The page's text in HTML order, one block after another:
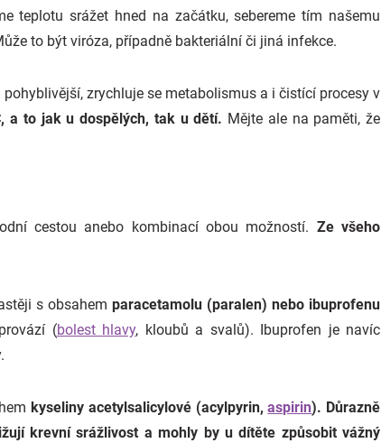
teplotu srážet hned na začátku, sebereme tím našemu
to být viróza, případně bakteriální či jiná infekce.
pohyblivější, zrychluje se metabolismus a i čistící procesy v
a to jak u dospělých, tak u dětí. Mějte ale na paměti, že
cestou anebo kombinací obou možností. Ze všeho
s obsahem paracetamolu (paralen) nebo ibuprofenu
(bolest hlavy, kloubů a svalů). Ibuprofen je navíc
kyseliny acetylsalicylové (acylpyrin,aspirin). Důrazně
krevní srážlivost a mohly by u dítěte způsobit vážný